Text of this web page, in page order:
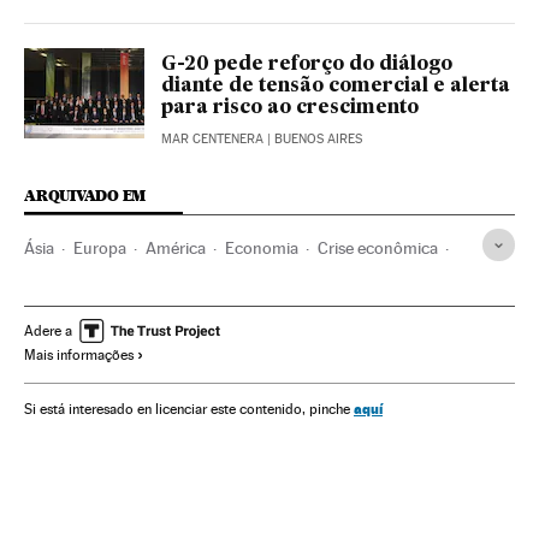
G-20 pede reforço do diálogo
diante de tensão comercial e alerta
para risco ao crescimento
MAR CENTENERA | BUENOS AIRES
ARQUIVADO EM
Ásia Europa América Economia Crise econômica
Conjuntura econômica Europa Sul
América do Norte
Adere a
Mais informações
Si está interesado en licenciar este contenido, pinche aquí